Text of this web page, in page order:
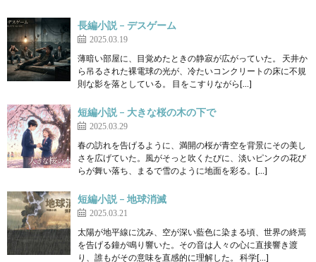
長編小説 – デスゲーム
2025.03.19
薄暗い部屋に、目覚めたときの静寂が広がっていた。 天井か
ら吊るされた裸電球の光が、冷たいコンクリートの床に不規
則な影を落としている。 目をこすりながら[…]
短編小説 – 大きな桜の木の下で
2025.03.29
春の訪れを告げるように、満開の桜が青空を背景にその美し
さを広げていた。風がそっと吹くたびに、淡いピンクの花び
らが舞い落ち、まるで雪のように地面を彩る。[…]
短編小説 – 地球消滅
2025.03.21
太陽が地平線に沈み、空が深い藍色に染まる頃、世界の終焉
を告げる鐘が鳴り響いた。その音は人々の心に直接響き渡
り、誰もがその意味を直感的に理解した。 科学[…]